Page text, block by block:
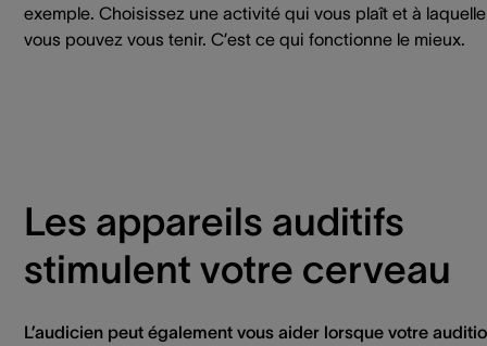
exemple. Choisissez une activité qui vous plaît et à laquelle
vous pouvez vous tenir. C’est ce qui fonctionne le mieux.
Les appareils auditifs
stimulent votre cerveau
L’audicien peut également vous aider lorsque votre